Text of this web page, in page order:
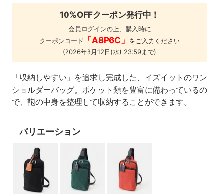
10%OFFクーポン発行中！
会員ログインの上、購入時に
クーポンコード
「A8P6C」
をご入力ください
(2026年8月12日(水) 23:59まで)
「収納しやすい」を追求し完成した、イズイットのワン
ショルダーバッグ。ポケット類を豊富に備わっているの
で、鞄の中身を整理して収納することができます。
バリエーション